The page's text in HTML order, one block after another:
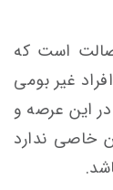
است که
غیر بومی
این عرصه و
خاصی ندارد